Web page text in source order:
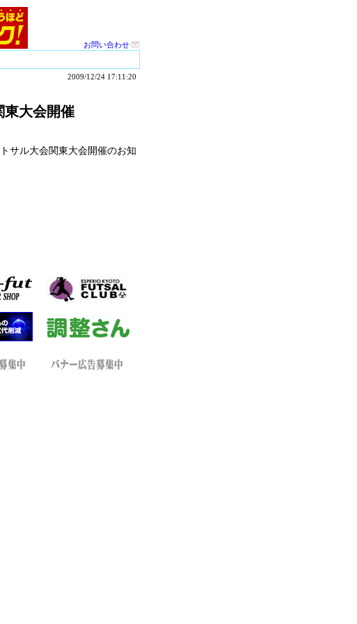
お問い合わせ
2009/12/24 17:11:20
東大会開催
サル大会関東大会開催のお知